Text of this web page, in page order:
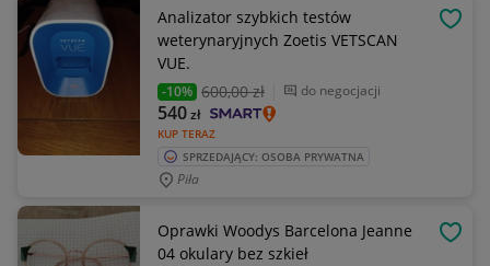
Analizator szybkich testów
weterynaryjnych Zoetis VETSCAN
VUE.
-10% 600,00 zł do negocjacji
KUP TERAZ
540zł
SPRZEDAJĄCY: OSOBA PRYWATNA
Piła
Oprawki Woodys Barcelona Jeanne
04 okulary bez szkieł